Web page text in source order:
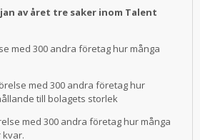
av året tre saker inom Talent
med 300 andra företag hur många
med 300 andra företag hur
till bolagets storlek
med 300 andra företag hur många
kvar.